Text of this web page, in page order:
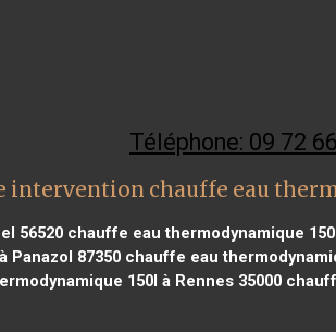
Téléphone: 09 72
intervention chauffe eau
56520 chauffe eau thermodynamique
Panazol 87350 chauffe eau
150l à Rennes 35000